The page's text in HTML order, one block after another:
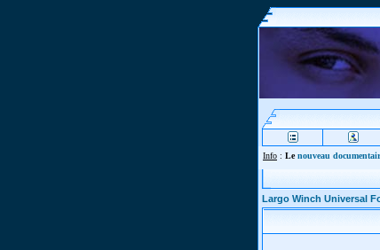
Info : Lenouveau
Largo Winch Universal